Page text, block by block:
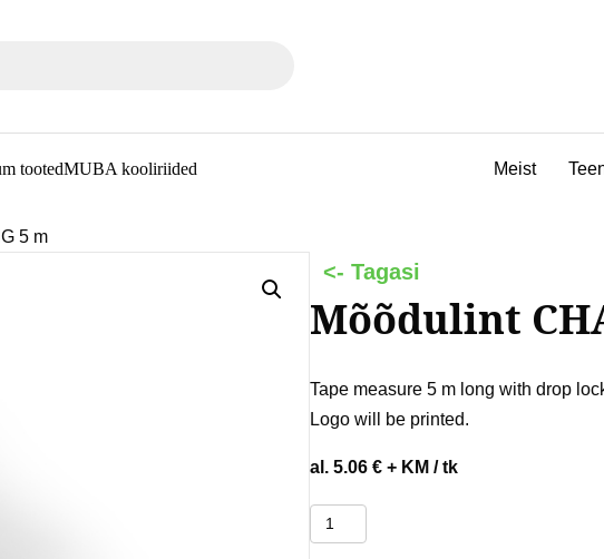
available use up and down arrows to review and enter to go to the
tootedMUBA kooliriided Meist
5 m
Mõõdulint
Tape measure 5 m long with drop
Logo will be printed.
al. 5.06 € + KM / tk
Mõõdulint
CHANG